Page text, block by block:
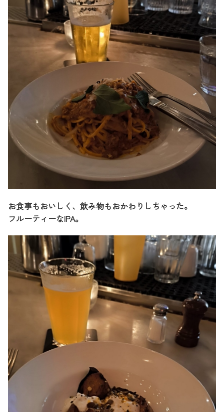
お食事もおいしく、飲み物もおかわりしちゃった。
フルーティーなIPA。